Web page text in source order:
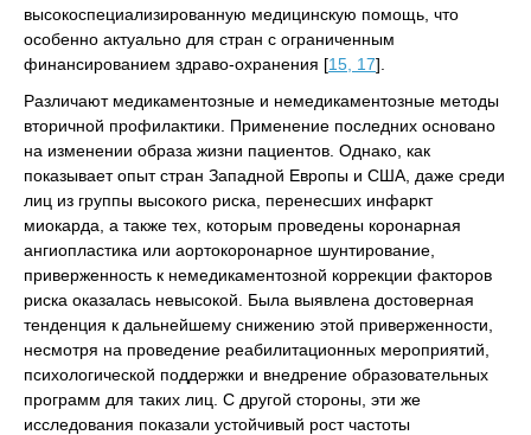
высокоспециализированную медицинскую помощь, что
особенно актуально для стран с ограниченным
финансированием здраво-охранения [15, 17].
Различают медикаментозные и немедикаментозные методы
вторичной профилактики. Применение последних основано
на изменении образа жизни пациентов. Однако, как
показывает опыт стран Западной Европы и США, даже среди
лиц из группы высокого риска, перенесших инфаркт
миокарда, а также тех, которым проведены коронарная
ангиопластика или аортокоронарное шунтирование,
приверженность к немедикаментозной коррекции факторов
риска оказалась невысокой. Была выявлена достоверная
тенденция к дальнейшему снижению этой приверженности,
несмотря на проведение реабилитационных мероприятий,
психологической поддержки и внедрение образовательных
программ для таких лиц. С другой стороны, эти же
исследования показали устойчивый рост частоты